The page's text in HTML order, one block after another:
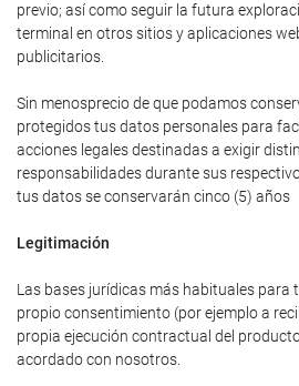
previo; así como seguir la futura
terminal en otros sitios y aplicaciones
publicitarios.
Sin menosprecio de que podamos
protegidos tus datos personales para
acciones legales destinadas a exigir
responsabilidades durante sus
tus datos se conservarán cinco (5) años
Legitimación
Las bases jurídicas más habituales
propio consentimiento (por ejemplo a
propia ejecución contractual del
acordado con nosotros.